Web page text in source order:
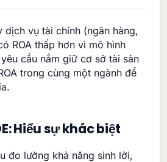
dịch vụ tài chính (ngân hàng,
ROA thấp hơn vì mô hình
cầu nắm giữ cơ sở tài sản
trong cùng một ngành để
Hiểu sự khác biệt
đo lường khả năng sinh lời,